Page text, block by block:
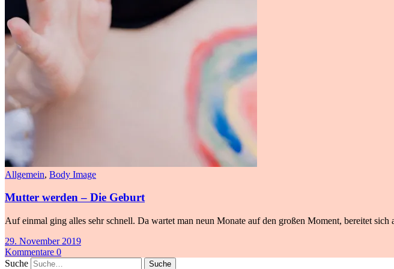
Allgemein, Body Image
Mutter werden – Die Geburt
Auf einmal ging alles sehr schnell. Da wartet man neun Monate auf den großen Moment, bereitet
29. November 2019
Kommentare 0
Suche